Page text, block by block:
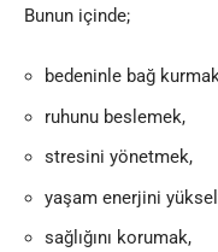
Bunun içinde;
bedeninle bağ
ruhunu beslemek,
stresini yönetmek,
yaşam enerjini
sağlığını korumak,